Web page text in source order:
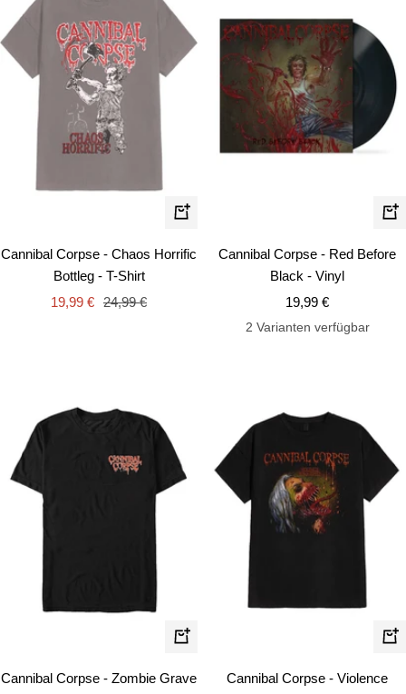
Schnellansicht
Cannibal Corpse - Chaos Horrific
Bottleg - T-Shirt
Angebotspreis
19,99 € Regulärer
24,99 €
In
Cannibal Corpse - Red Before
Black - Vinyl
Angebotspreis
19,99 €
2 Varianten verfügbar
Schnellansicht
Cannibal Corpse - Zombie Grave
Cannibal Corpse - Violence